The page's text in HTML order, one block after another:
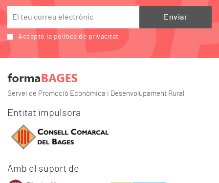
Accepto la política de privacitat
Servei de Promoció Econòmica i Desenvolupament Rural
Entitat impulsora
Amb el suport de